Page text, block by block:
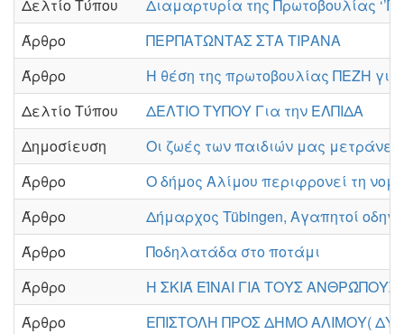
Δελτίο Τύπου
Διαμαρτυρία της Πρωτοβουλίας
Άρθρο
ΠΕΡΠΑΤΩΝΤΑΣ ΣΤΑ ΤΙΡΑΝΑ
Άρθρο
Η θέση της πρωτοβουλίας ΠΕΖΗ για
Δελτίο Τύπου
ΔΕΛΤΙΟ ΤΥΠΟΥ Για την ΕΛΠΙΔΑ
Δημοσίευση
Οι ζωές των παιδιών μας
Άρθρο
Ο δήμος Αλίμου περιφρονεί τη
Άρθρο
Δήμαρχος Tübingen, Αγαπητοί
Άρθρο
Ποδηλατάδα στο ποτάμι
Άρθρο
Η ΣΚΙΆ ΕΊΝΑΙ ΓΙΑ ΤΟΥΣ ΑΝΘΡΏΠΟΥΣ
Άρθρο
ΕΠΙΣΤΟΛΗ ΠΡΟΣ ΔΗΜΟ ΑΛΙΜΟΥ(